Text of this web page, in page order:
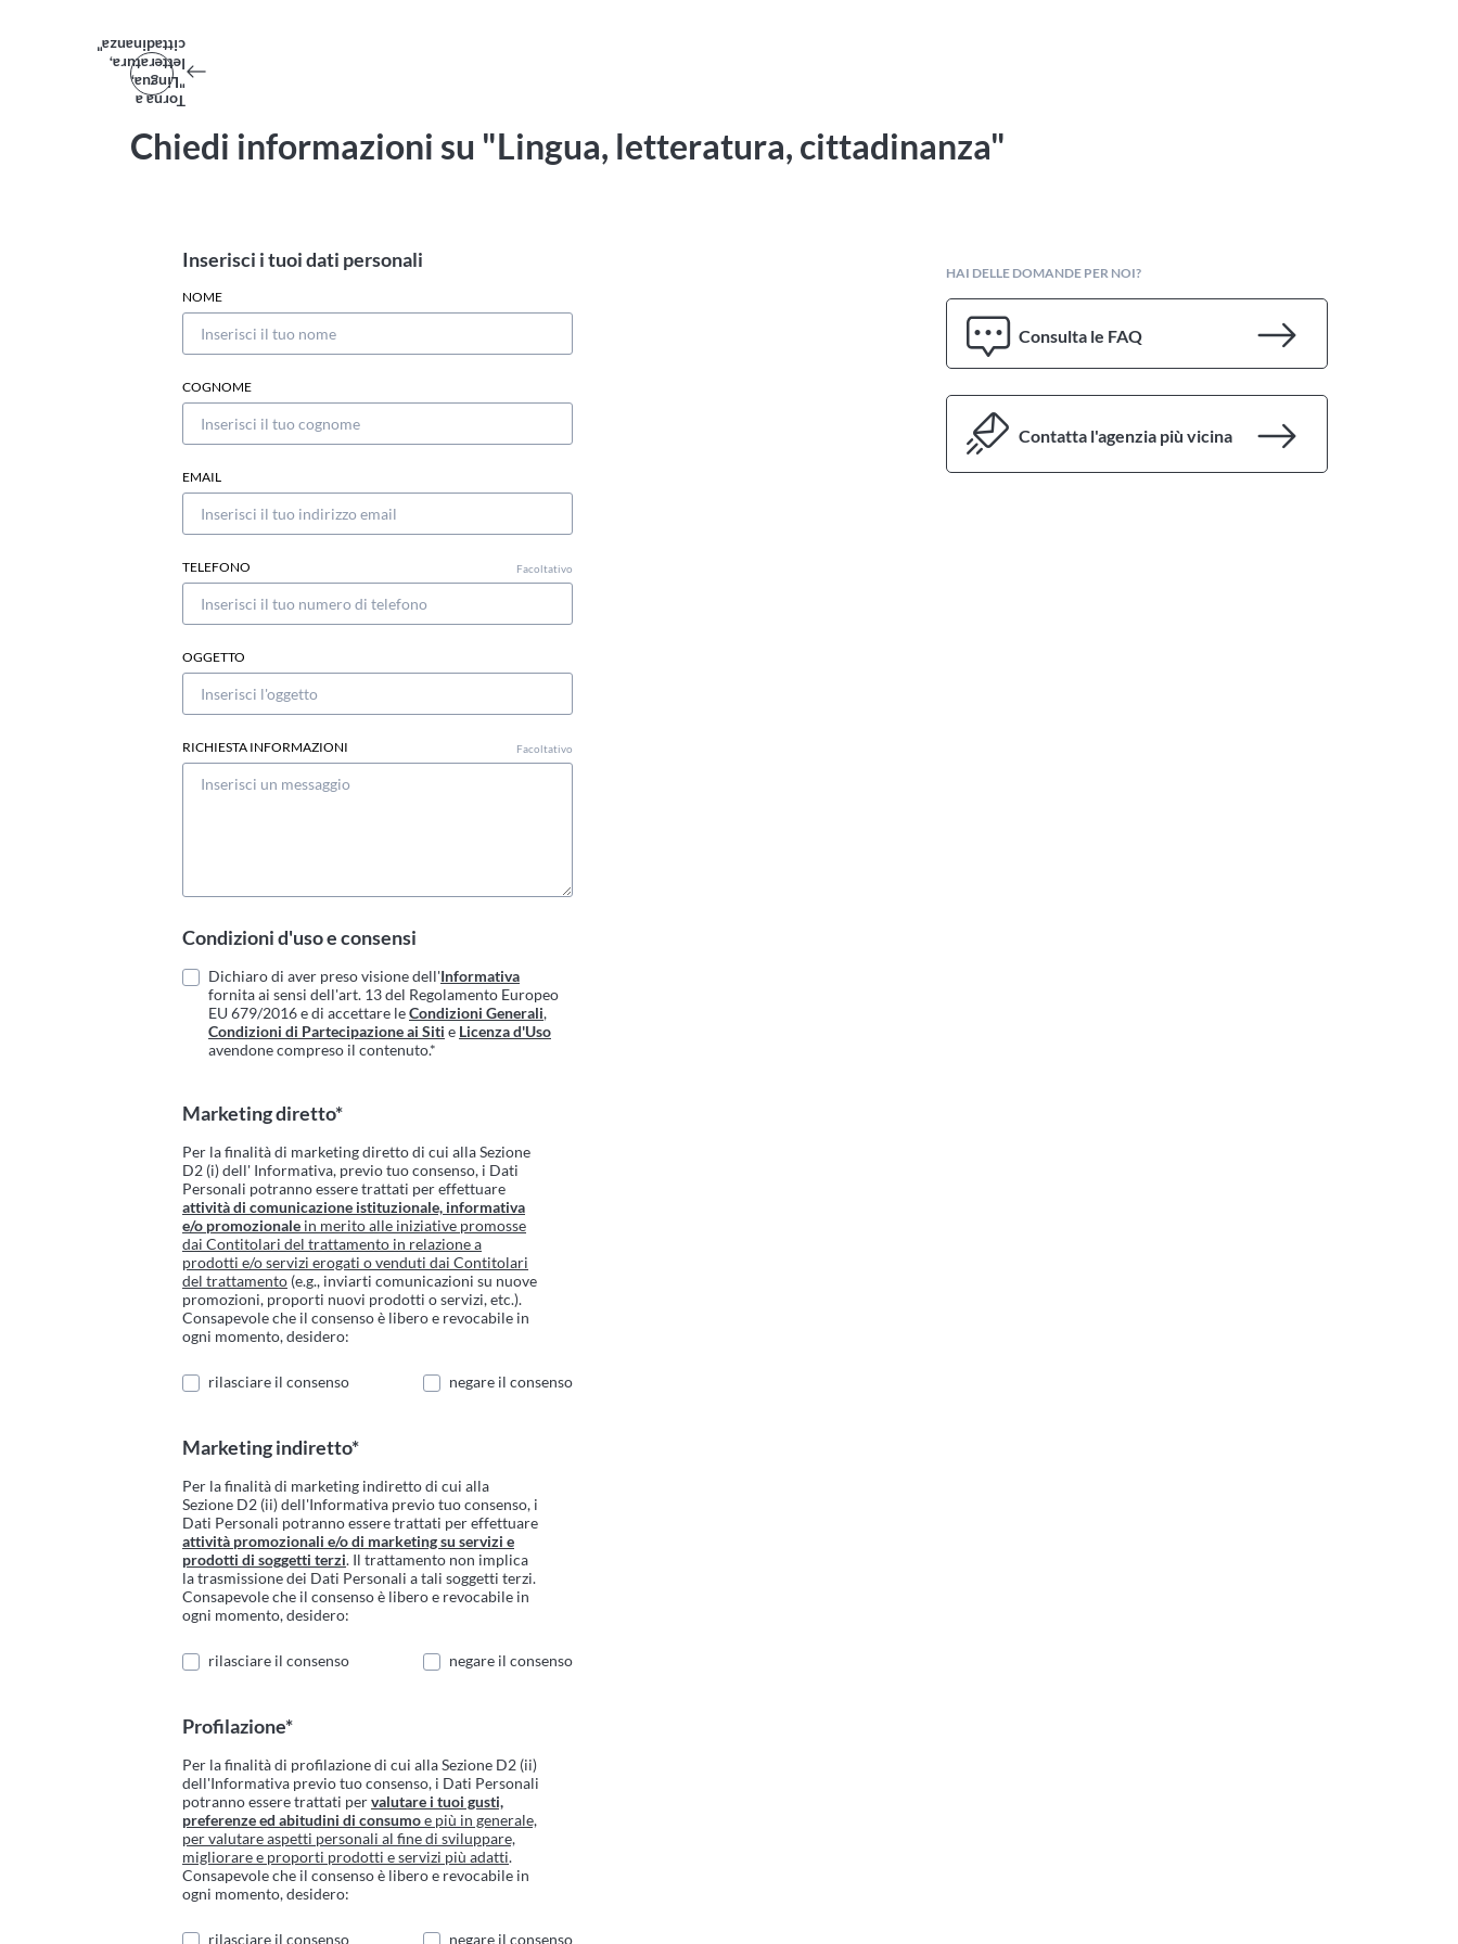
Torna a
"Lingua,
letteratura,
cittadinanza"
Chiedi informazioni su "Lingua, letteratura, cittadinanza"
Inserisci i tuoi dati personali
NOME
COGNOME
EMAIL
TELEFONO Facoltativo
OGGETTO
RICHIESTA INFORMAZIONI Facoltativo
Condizioni d'uso e consensi
Dichiaro di aver preso visione dell'Informativa
fornita ai sensi dell'art. 13 del Regolamento Europeo
EU 679/2016 e di accettare leCondizioni Generali,
Condizioni di Partecipazione ai Siti e Licenza d'Uso
avendone compreso il contenuto.*
Marketing diretto*
Per la finalità di marketing diretto di cui alla Sezione
D2 (i) dell' Informativa, previo tuo consenso, i Dati
Personali potranno essere trattati per effettuare
attività di comunicazione istituzionale, informativa
e/o promozionale in merito alle iniziative promosse
dai Contitolari del trattamento in relazione a
prodotti e/o servizi erogati o venduti dai Contitolari
del trattamento (e.g., inviarti comunicazioni su nuove
promozioni, proporti nuovi prodotti o servizi, etc.).
Consapevole che il consenso è libero e revocabile in
ogni momento, desidero:
rilasciare il consenso negare il consenso
Marketing indiretto*
Per la finalità di marketing indiretto di cui alla
Sezione D2 (ii) dell'Informativa previo tuo consenso, i
Dati Personali potranno essere trattati per effettuare
attività promozionali e/o di marketing su servizi e
prodotti di soggetti terzi. Il trattamento non implica
la trasmissione dei Dati Personali a tali soggetti terzi.
Consapevole che il consenso è libero e revocabile in
ogni momento, desidero:
rilasciare il consenso negare il consenso
Profilazione*
Per la finalità di profilazione di cui alla Sezione D2 (ii)
dell'Informativa previo tuo consenso, i Dati Personali
potranno essere trattati pervalutare i tuoi gusti,
preferenze ed abitudini di consumoe più in generale,
per valutare aspetti personali al fine di sviluppare,
migliorare e proporti prodotti e servizi più adatti.
Consapevole che il consenso è libero e revocabile in
ogni momento, desidero:
rilasciare il consenso negare il consenso
HAI DELLE DOMANDE PER NOI?
Consulta le FAQ
Contatta l'agenzia più vicina